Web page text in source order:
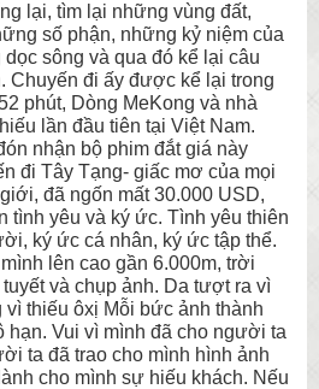
lại, tìm lại những vùng đất,
số phận, những kỷ niệm của
sông và qua đó kể lại câu
Chuyến đi ấy được kể lại trong
phút, Dòng MeKong và nhà
lần đầu tiên tại Việt Nam.
nhận bộ phim đắt giá này
đi Tây Tạng- giấc mơ của mọi
đã ngốn mất 30.000 USD,
tình yêu và ký ức. Tình yêu thiên
ký ức cá nhân, ký ức tập thể.
lên cao gần 6.000m, trời
tuyết và chụp ảnh. Da tượt ra vì
vì thiếu ôxị Mỗi bức ảnh thành
hạn. Vui vì mình đã cho người ta
ta đã trao cho mình hình ảnh
cho mình sự hiếu khách. Nếu